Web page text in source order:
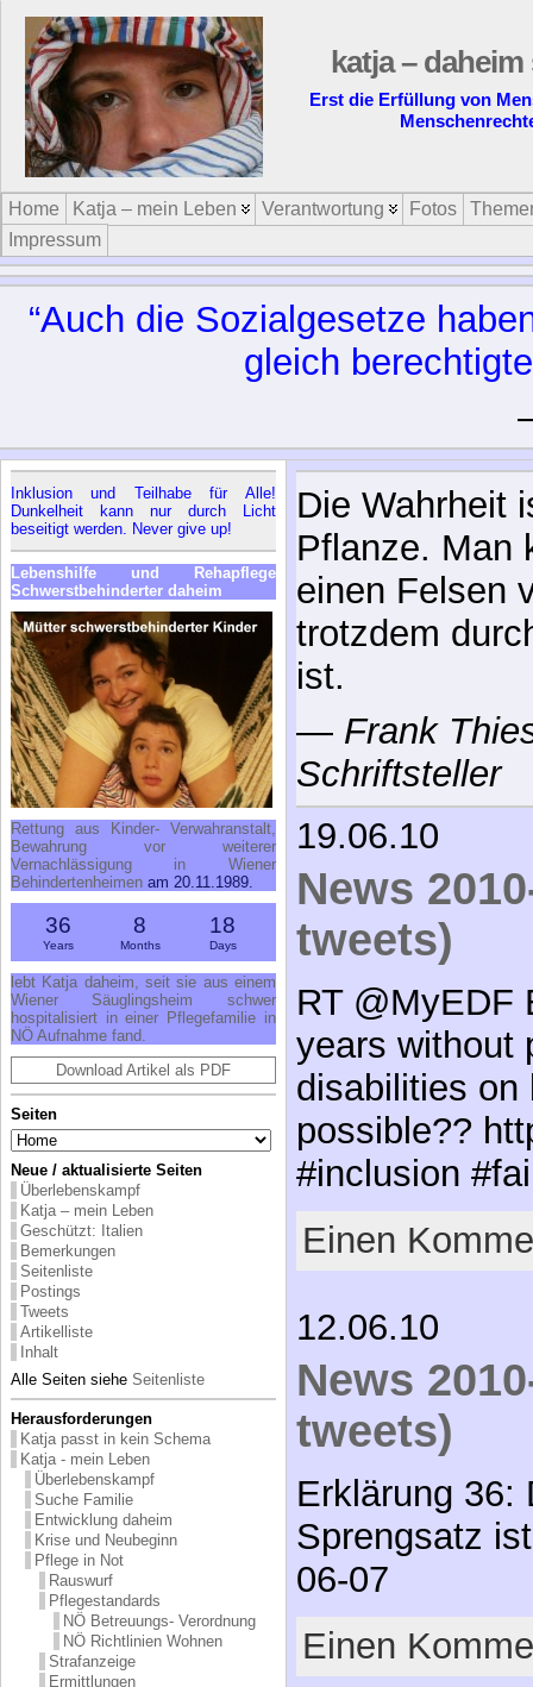
katja –
Erst die Erfüllung von
Home Katja – mein Leben Verantwortung Fotos
Impressum
“Auch die Sozialgesetze
gleich
Inklusion und Teilhabe für Alle!
Dunkelheit kann nur durch Licht
beseitigt werden. Never give up!
Lebenshilfe und Rehapflege
Schwerstbehinderter daheim
Rettung aus Kinder- Verwahranstalt,
Bewahrung vor weiterer
Vernachlässigung in Wiener
Behindertenheimen am 20.11.1989.
36
Years
8
Months
18
Days
lebt Katja daheim, seit sie aus einem
Wiener Säuglingsheim schwer
hospitalisiert in einer Pflegefamilie in
NÖ Aufnahme fand.
Download Artikel als PDF
Seiten
Neue / aktualisierte Seiten
Überlebenskampf
Katja – mein Leben
Geschützt: Italien
Bemerkungen
Seitenliste
Postings
Tweets
Artikelliste
Inhalt
Alle Seiten siehe Seitenliste
Herausforderungen
Katja passt in kein Schema
Katja - mein Leben
Überlebenskampf
Suche Familie
Entwicklung daheim
Krise und Neubeginn
Pflege in Not
Rauswurf
Pflegestandards
NÖ Betreuungs- Verordnung
NÖ Richtlinien Wohnen
Strafanzeige
Ermittlungen
Die Wahrheit
Pflanze. Man
einen Felsen
trotzdem
ist.
— Frank
Schriftsteller
19.06.10
News
tweets)
RT @MyEDF
years without
disabilities on
possible??
#inclusion
Einen
12.06.10
News
tweets)
Erklärung 36:
Sprengsatz
06-07
Einen